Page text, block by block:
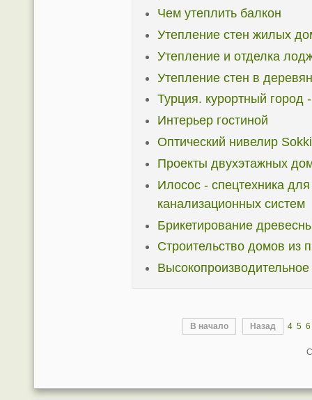
Чем утеплить балкон
Утепление стен жилых
Утепление и отделка
Утепление стен в
Турция. курортный город
Интерьер гостиной
Оптический нивелир
Проекты двухэтажных
Илосос - спецтехника
канализационных систем
Брикетирование
Строительство домов из
В начало Назад 4 5 6